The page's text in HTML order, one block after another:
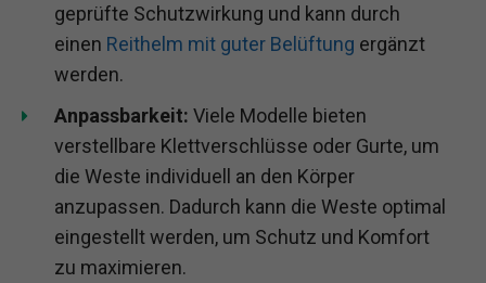
geprüfte Schutzwirkung und kann durch
einen Reithelm mit guter Belüftung ergänzt
werden.
Anpassbarkeit: Viele Modelle bieten
verstellbare Klettverschlüsse oder Gurte, um
die Weste individuell an den Körper
anzupassen. Dadurch kann die Weste optimal
eingestellt werden, um Schutz und Komfort
zu maximieren.